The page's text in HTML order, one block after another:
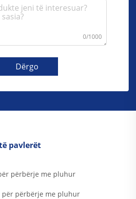
0/1000
Dërgo
pavlerët
përbërje me pluhur
përbërje me pluhur